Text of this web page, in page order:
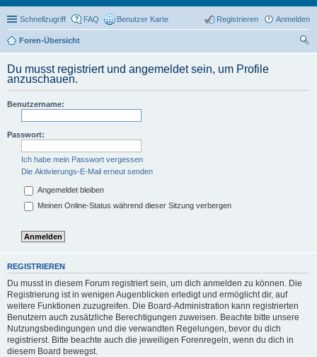
Schnellzugriff FAQ Benutzer Karte Anmelden
Registrieren
Foren-Übersicht
Du musst registriert und angemeldet sein, um Profile
anzuschauen.
Benutzername:
Passwort:
Ich habe mein Passwort vergessen
Die Aktivierungs-E-Mail erneut senden
Angemeldet bleiben
Meinen Online-Status während dieser Sitzung verbergen
REGISTRIEREN
Du musst in diesem Forum registriert sein, um dich anmelden zu können. Die
Registrierung ist in wenigen Augenblicken erledigt und ermöglicht dir, auf
weitere Funktionen zuzugreifen. Die Board-Administration kann registrierten
Benutzern auch zusätzliche Berechtigungen zuweisen. Beachte bitte unsere
Nutzungsbedingungen und die verwandten Regelungen, bevor du dich
registrierst. Bitte beachte auch die jeweiligen Forenregeln, wenn du dich in
diesem Board bewegst.